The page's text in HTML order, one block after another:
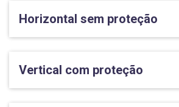
Horizontal sem proteção
Vertical com proteção